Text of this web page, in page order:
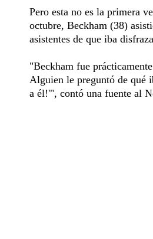
Pero esta no es la primera
octubre, Beckham (38)
asistentes de que iba
"Beckham fue
Alguien le preguntó de qué
a él!'", contó una fuente al